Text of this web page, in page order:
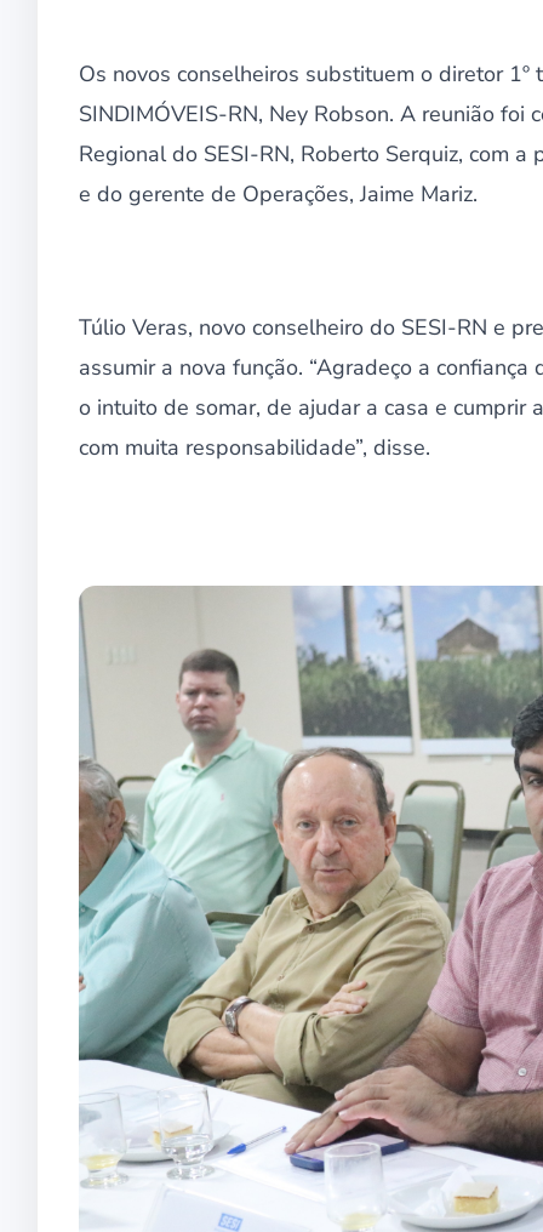
Os novos conselheiros substituem o diretor
SINDIMÓVEIS-RN, Ney Robson. A reunião
Regional do SESI-RN, Roberto Serquiz, com
e do gerente de Operações, Jaime Mariz.
Túlio Veras, novo conselheiro do SESI-RN e
assumir a nova função. “Agradeço a
o intuito de somar, de ajudar a casa e cumprir
com muita responsabilidade”, disse.